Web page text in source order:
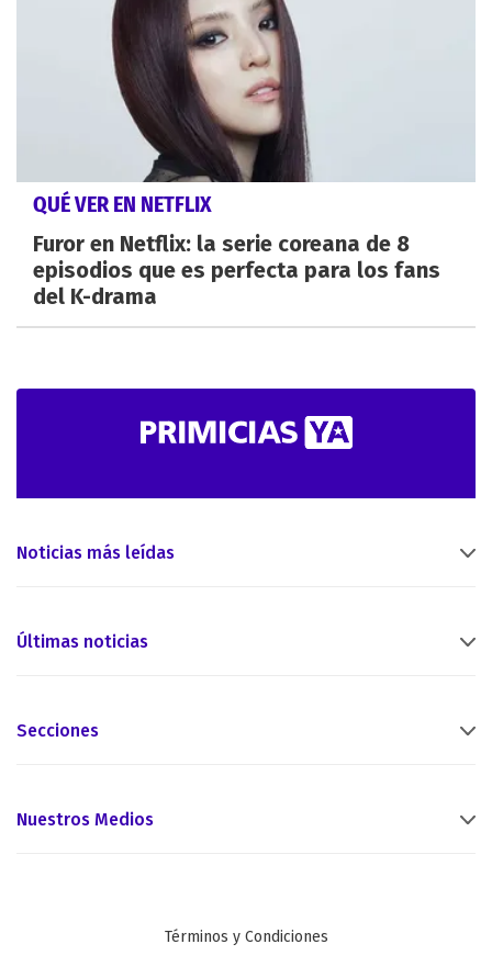
QUÉ VER EN NETFLIX
Furor en Netflix: la serie coreana de 8
episodios que es perfecta para los fans
del K-drama
Noticias más leídas
Últimas noticias
Secciones
Nuestros Medios
Términos y Condiciones